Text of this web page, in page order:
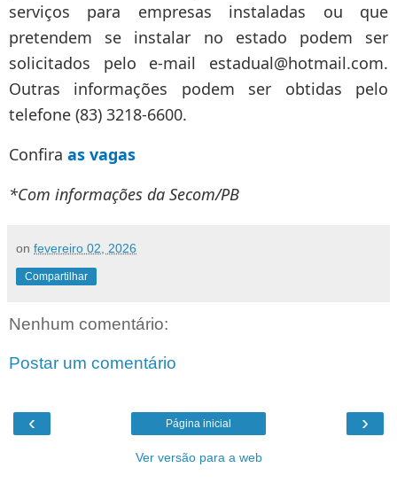
serviços para empresas instaladas ou que
pretendem se instalar no estado podem ser
solicitados pelo e-mail estadual@hotmail.com.
Outras informações podem ser obtidas pelo
telefone (83) 3218-6600.
Confira as vagas
*Com informações da Secom/PB
on fevereiro 02, 2026
Compartilhar
Nenhum comentário:
Postar um comentário
‹ ›
Página inicial
Ver versão para a web